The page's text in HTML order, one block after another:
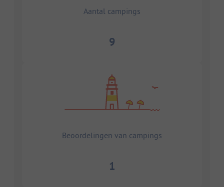
Aantal campings
9
Beoordelingen van campings
1